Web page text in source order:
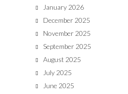
January 2026
December 2025
November 2025
September 2025
August 2025
July 2025
June 2025